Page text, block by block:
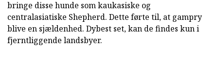
bringe disse hunde som kaukasiske og
centralasiatiske Shepherd. Dette førte til, at gampry
blive en sjældenhed. Dybest set, kan de findes kun i
fjerntliggende landsbyer.